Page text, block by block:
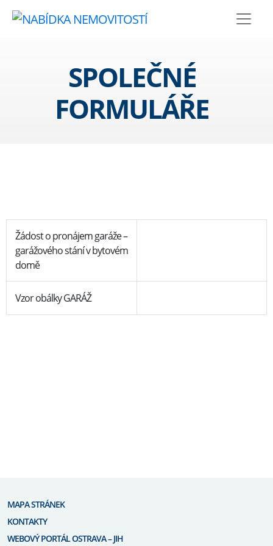
SPOLEČNÉ
FORMULÁŘE
Žádost o pronájem garáže –
garážového stání v bytovém
domě
Vzor obálky GARÁŽ
MAPA STRÁNEK
KONTAKTY
WEBOVÝ PORTÁL OSTRAVA – JIH